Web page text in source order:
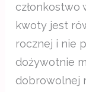
członkostwo
kwoty jest
rocznej i nie
dożywotnie
dobrowolnej